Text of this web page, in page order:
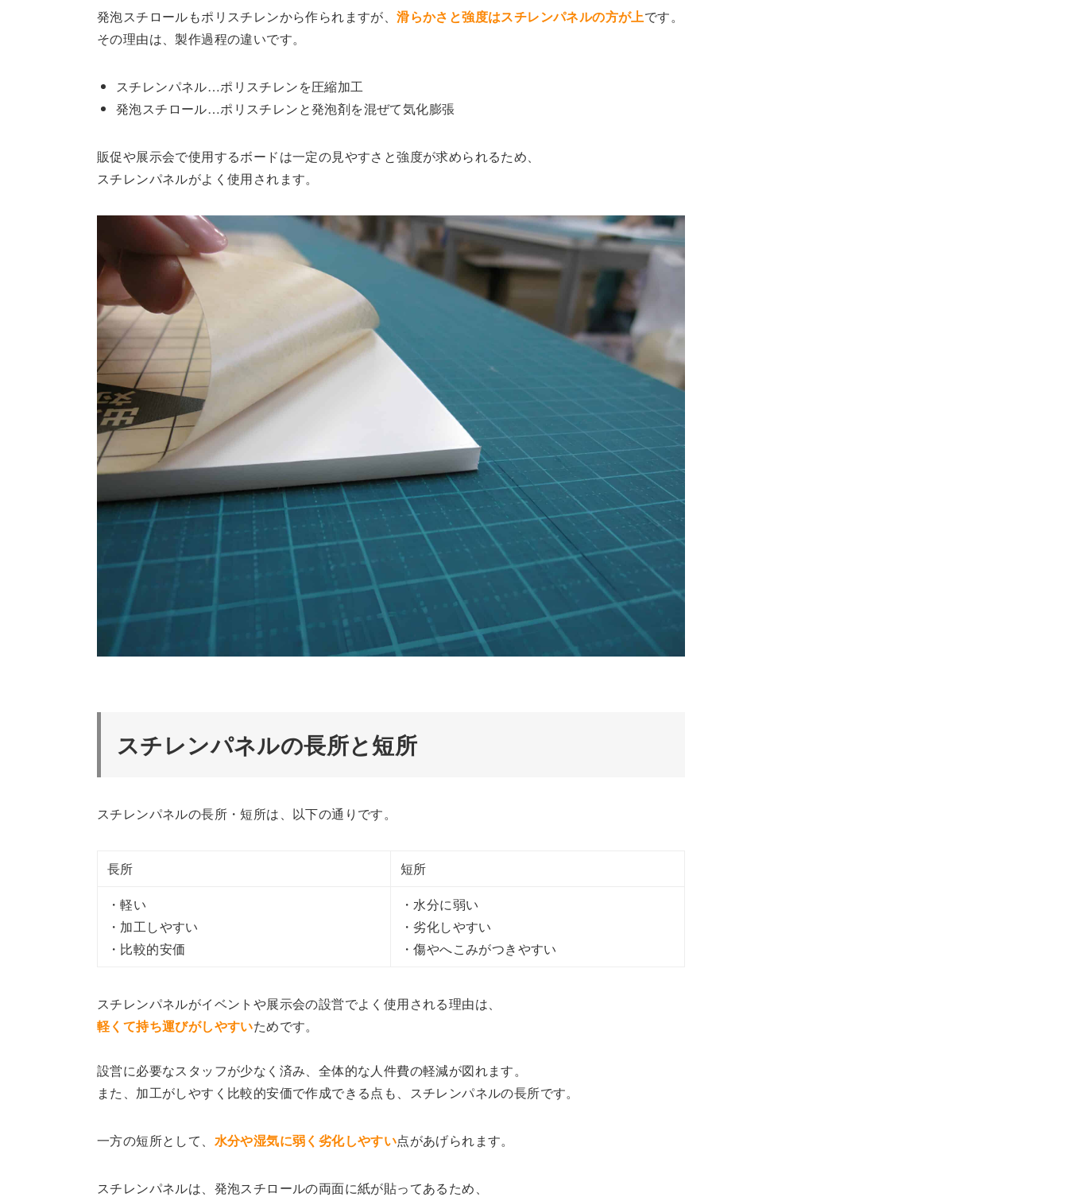
発泡スチロールもポリスチレンから作られますが、滑らかさと強度はスチレンパネルの方が上です。
その理由は、製作過程の違いです。
スチレンパネル…ポリスチレンを圧縮加工
発泡スチロール…ポリスチレンと発泡剤を混ぜて気化膨張
販促や展示会で使用するボードは一定の見やすさと強度が求められるため、
スチレンパネルがよく使用されます。
スチレンパネルの長所と短所
スチレンパネルの長所・短所は、以下の通りです。
長所
短所
・軽い
・加工しやすい
・比較的安価
・水分に弱い
・劣化しやすい
・傷やへこみがつきやすい
スチレンパネルがイベントや展示会の設営でよく使用される理由は、
軽くて持ち運びがしやすいためです。
設営に必要なスタッフが少なく済み、全体的な人件費の軽減が図れます。
また、加工がしやすく比較的安価で作成できる点も、スチレンパネルの長所です。
一方の短所として、 水分や湿気に弱く劣化しやすい点があげられます。
スチレンパネルは、発泡スチロールの両面に紙が貼ってあるため、